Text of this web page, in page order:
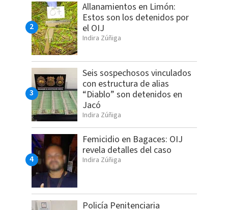
Allanamientos en Limón:
Estos son los detenidos por
el OIJ
Indira Zúñiga
Seis sospechosos vinculados
con estructura de alias
“Diablo” son detenidos en
Jacó
Indira Zúñiga
Femicidio en Bagaces: OIJ
revela detalles del caso
Indira Zúñiga
Policía Penitenciaria